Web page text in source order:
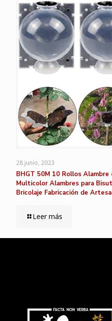
28 junio, 2023
BHGT 50M 10 Rollos Alambre
Multicolor Alambres para
Bricolaje Fabricación de
Leer más